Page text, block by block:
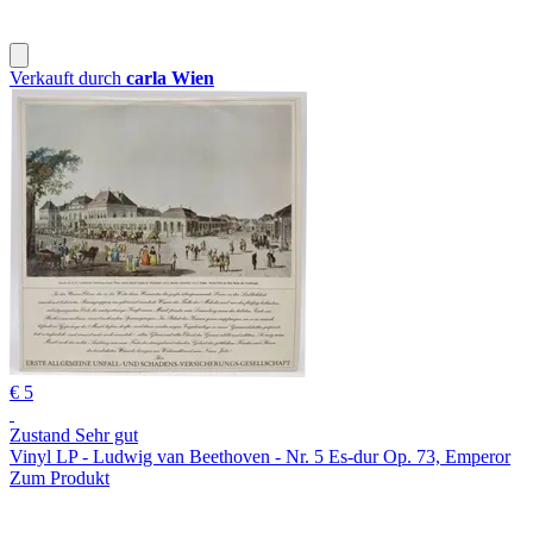
Verkauft durch carla Wien
€ 5
Zustand Sehr gut
Vinyl LP - Ludwig van Beethoven - Nr. 5 Es-dur Op. 73, Emperor
Zum Produkt